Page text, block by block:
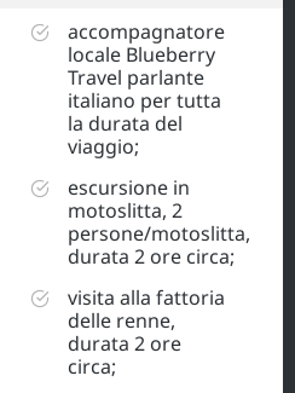
accompagnatore
locale Blueberry
Travel parlante
italiano per tutta
la durata del
viaggio;
escursione in
motoslitta, 2
persone/motoslitta,
durata 2 ore circa;
visita alla fattoria
delle renne,
durata 2 ore
circa;